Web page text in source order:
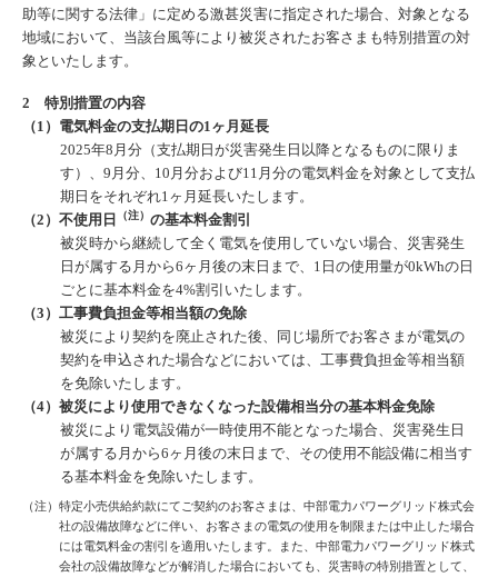
助等に関する法律」に定める激甚災害に指定された場合、対象となる
地域において、当該台風等により被災されたお客さまも特別措置の対
象といたします。
2 特別措置の内容
（1）電気料金の支払期日の1ヶ月延長
2025年8月分（支払期日が災害発生日以降となるものに限りま
す）、9月分、10月分および11月分の電気料金を対象として支払
期日をそれぞれ1ヶ月延長いたします。
（2）不使用日
（注） の基本料金割引
被災時から継続して全く電気を使用していない場合、災害発生
日が属する月から6ヶ月後の末日まで、1日の使用量が0kWhの日
ごとに基本料金を4%割引いたします。
（3）工事費負担金等相当額の免除
被災により契約を廃止された後、同じ場所でお客さまが電気の
契約を申込された場合などにおいては、工事費負担金等相当額
を免除いたします。
（4）被災により使用できなくなった設備相当分の基本料金免除
被災により電気設備が一時使用不能となった場合、災害発生日
が属する月から6ヶ月後の末日まで、その使用不能設備に相当す
る基本料金を免除いたします。
（注）特定小売供給約款にてご契約のお客さまは、中部電力パワーグリッド株式会
社の設備故障などに伴い、お客さまの電気の使用を制限または中止した場合
には電気料金の割引を適用いたします。また、中部電力パワーグリッド株式
会社の設備故障などが解消した場合においても、災害時の特別措置として、